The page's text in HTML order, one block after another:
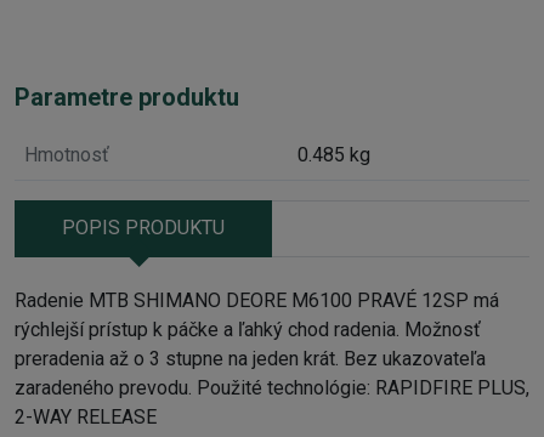
Parametre produktu
Hmotnosť 0.485 kg
POPIS PRODUKTU
Radenie MTB SHIMANO DEORE M6100 PRAVÉ 12SP má
rýchlejší prístup k páčke a ľahký chod radenia. Možnosť
preradenia až o 3 stupne na jeden krát. Bez ukazovateľa
zaradeného prevodu. Použité technológie: RAPIDFIRE PLUS,
2-WAY RELEASE